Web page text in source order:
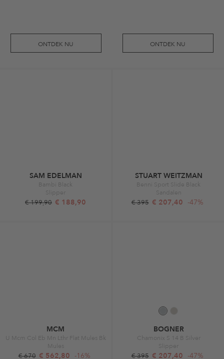
ONTDEK NU ONTDEK NU
SAM EDELMAN
Bambi Black
Slipper
€ 199,90 € 188,90
STUART WEITZMAN
Benni Sport Slide Black
Sandalen
€ 395 € 207,40 -47%
MCM
U Mcm Col Eb Mn Lthr Flat Mules Bk
Mules
€ 670 € 562,80 -16%
BOGNER
Chamonix S 14 B Silver
Slipper
€ 395 € 207,40 -47%